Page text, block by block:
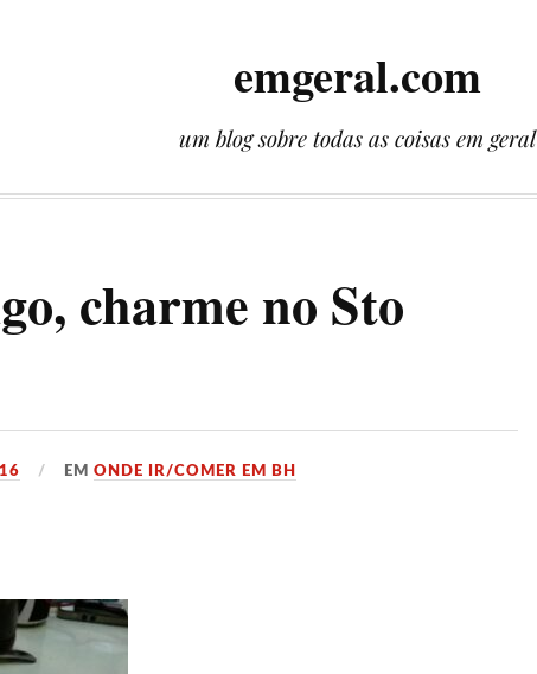
emgeral.com
um blog sobre todas as coisas em geral
charme no Sto
EMONDE IR/COMER EM BH